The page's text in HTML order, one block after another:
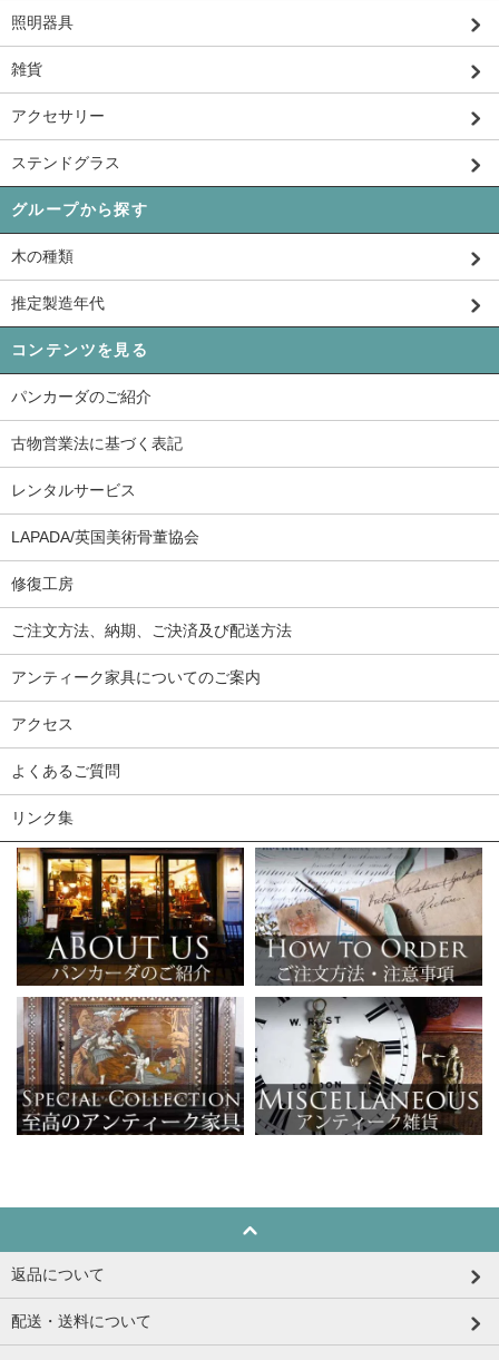
照明器具
雑貨
アクセサリー
ステンドグラス
グループから探す
木の種類
推定製造年代
コンテンツを見る
パンカーダのご紹介
古物営業法に基づく表記
レンタルサービス
LAPADA/英国美術骨董協会
修復工房
ご注文方法、納期、ご決済及び配送方法
アンティーク家具についてのご案内
アクセス
よくあるご質問
リンク集
返品について
配送・送料について